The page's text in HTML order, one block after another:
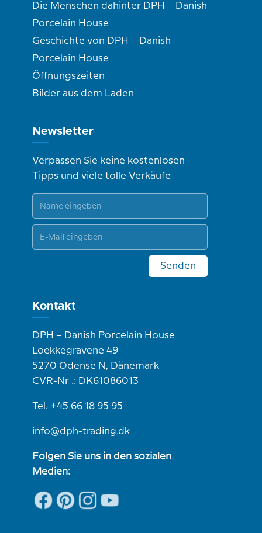
Die Menschen dahinter DPH – Danish
Porcelain House
Geschichte von DPH – Danish
Porcelain House
Öffnungszeiten
Bilder aus dem Laden
Newsletter
Verpassen Sie keine kostenlosen
Tipps und viele tolle Verkäufe
Senden
Kontakt
DPH – Danish Porcelain House
Loekkegravene 49
5270 Odense N, Dänemark
CVR-Nr .: DK61086013
Tel. +45 66 18 95 95
info@dph-trading.dk
Folgen Sie uns in den sozialen
Medien: